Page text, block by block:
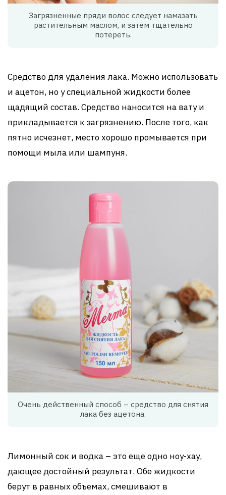
Загрязненные пряди волос следует намазать
растительным маслом, и затем тщательно
потереть.
Средство для удаления лака. Можно использовать
и ацетон, но у специальной жидкости более
щадящий состав. Средство наносится на вату и
прикладывается к загрязнению. После того, как
пятно исчезнет, место хорошо промывается при
помощи мыла или шампуня.
Очень действенный способ – средство для снятия
лака без ацетона.
Лимонный сок и водка – это еще одно ноу-хау,
дающее достойный результат. Обе жидкости
берут в равных объемах, смешивают в